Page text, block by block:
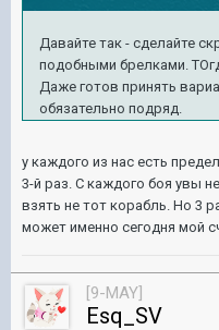
Давайте так - сделайте
подобными брелками.
Даже готов принять
обязательно подряд.
у каждого из нас есть
3-й раз. С каждого боя увы
взять не тот корабль. Но 3
может именно сегодня мой
[9-MAY]
Esq_SV